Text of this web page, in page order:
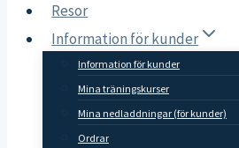
Resor
Information för kunder
Information för kunder
Mina träningskurser
Mina nedladdningar (för kunder)
Ordrar